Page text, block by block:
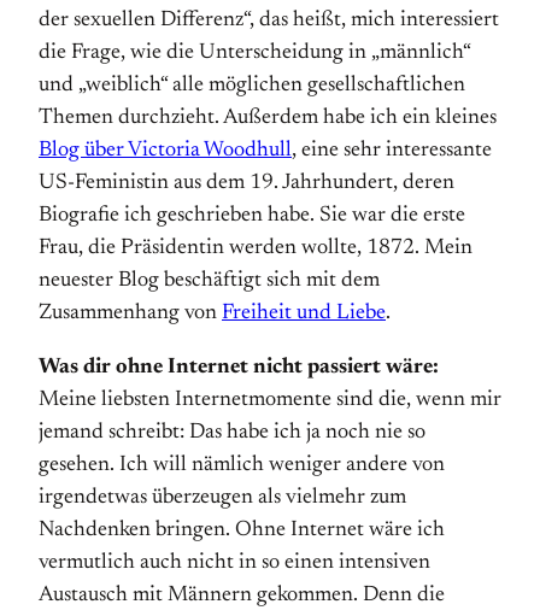
der sexuellen Differenz“, das heißt, mich interessiert
die Frage, wie die Unterscheidung in „männlich“
und „weiblich“ alle möglichen gesellschaftlichen
Themen durchzieht. Außerdem habe ich ein kleines
Blog über Victoria Woodhull, eine sehr interessante
US-Feministin aus dem 19. Jahrhundert, deren
Biografie ich geschrieben habe. Sie war die erste
Frau, die Präsidentin werden wollte, 1872. Mein
neuester Blog beschäftigt sich mit dem
Zusammenhang von Freiheit und Liebe.
Was dir ohne Internet nicht passiert wäre:
Meine liebsten Internetmomente sind die, wenn mir
jemand schreibt: Das habe ich ja noch nie so
gesehen. Ich will nämlich weniger andere von
irgendetwas überzeugen als vielmehr zum
Nachdenken bringen. Ohne Internet wäre ich
vermutlich auch nicht in so einen intensiven
Austausch mit Männern gekommen. Denn die